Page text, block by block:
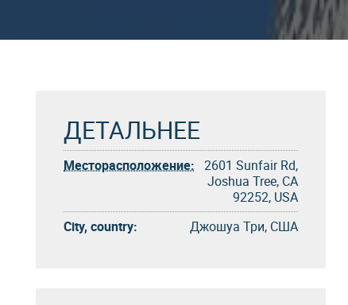
ДЕТАЛЬНЕЕ
Месторасположение: 2601 Sunfair Rd,
Joshua Tree, CA
92252, USA
City, country:
Джошуа Три, США